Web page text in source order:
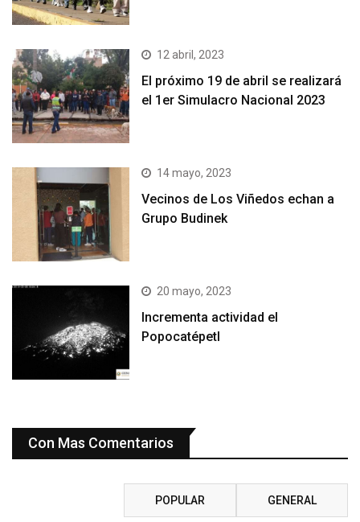
12 abril, 2023
El próximo 19 de abril se realizará
el 1er Simulacro Nacional 2023
14 mayo, 2023
Vecinos de Los Viñedos echan a
Grupo Budinek
20 mayo, 2023
Incrementa actividad el
Popocatépetl
Con Mas Comentarios
POPULAR GENERAL